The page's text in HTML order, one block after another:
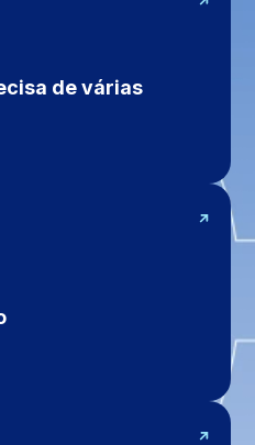
de várias